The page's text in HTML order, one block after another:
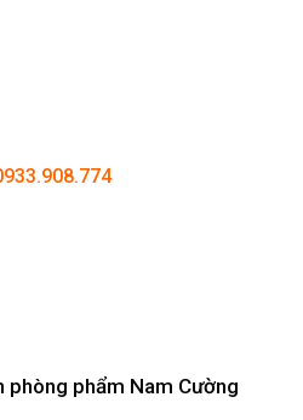
phòng phẩm Nam Cường